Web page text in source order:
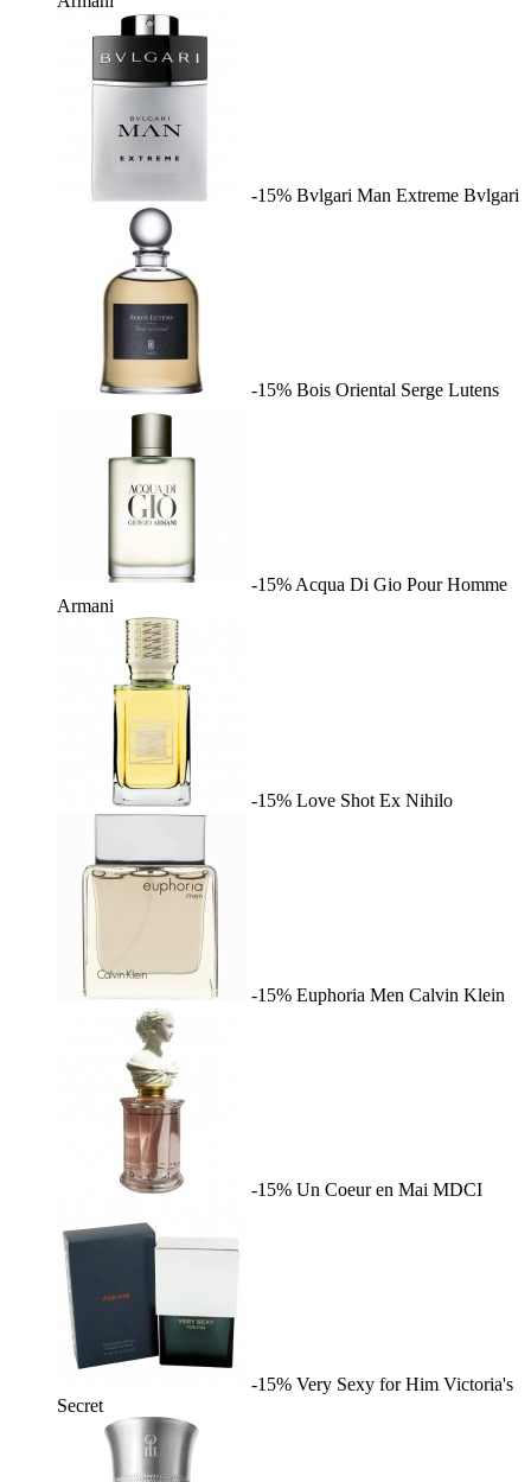
-15% Bvlgari Man Extreme Bvlgari
-15% Bois Oriental Serge Lutens
-15% Acqua Di Gio Pour Homme
Armani
-15% Love Shot Ex Nihilo
-15% Euphoria Men Calvin Klein
-15% Un Coeur en Mai MDCI
-15% Very Sexy for Him Victoria's
Secret